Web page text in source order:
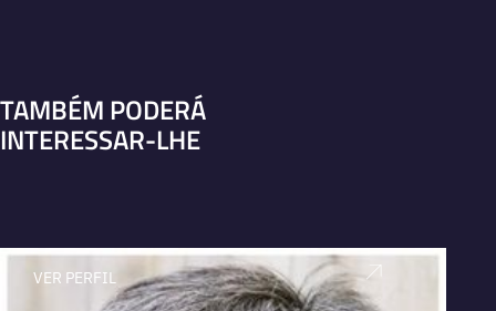
TAMBÉM PODERÁ
INTERESSAR-LHE
VER PERFIL